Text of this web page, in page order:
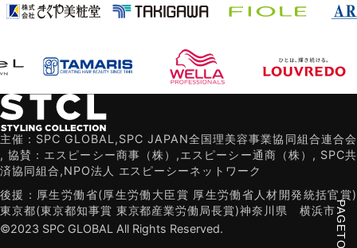
主催：SPC GLOBAL,SPC JAPAN全国理美容事業協同組合連合会
, 協賛：エスピーシー商事（株）,エスピーシー通商（株）, SPC共
済協同組合,NPO法人 エスピーシーネットワーク
後援：厚生労働省(厚生労働大臣賞 厚生労働省人材開発統括官賞)
東京都(東京都知事賞 東京都産業労働局長賞)神奈川県 横浜市
©2023 SPC GLOBAL All Rights Reserved.
PAGETOP